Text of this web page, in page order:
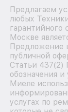
Предлагаем
любых
Москве
Предложение
публичной
Статьи 437(2)
обозначения
Миеле
услугах по